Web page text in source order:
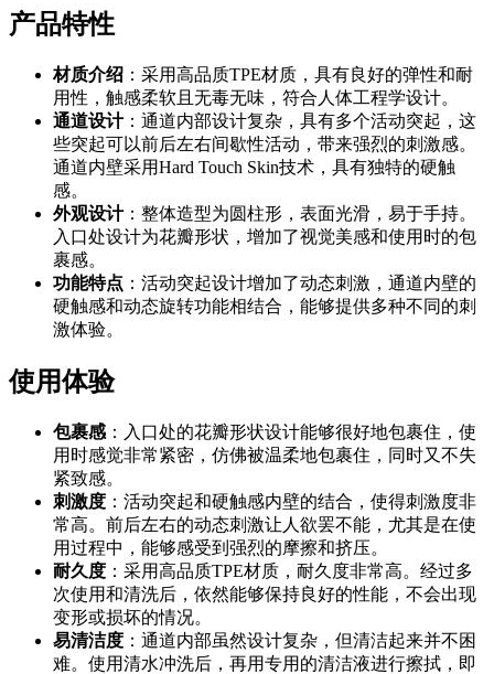
产品特性
材质介绍 ：采用高品质TPE材质，具有良好的弹性和耐
用性，触感柔软且无毒无味，符合人体工程学设计。
通道设计：通道内部设计复杂，具有多个活动突起，这
些突起可以前后左右间歇性活动，带来强烈的刺激感。
通道内壁采用Hard Touch Skin技术，具有独特的硬触
感。
外观设计：整体造型为圆柱形，表面光滑，易于手持。
入口处设计为花瓣形状，增加了视觉美感和使用时的包
裹感。
功能特点 ：活动突起设计增加了动态刺激，通道内壁的
硬触感和动态旋转功能相结合，能够提供多种不同的刺
激体验。
使用体验
包裹感 ：入口处的花瓣形状设计能够很好地包裹住，使
用时感觉非常紧密，仿佛被温柔地包裹住，同时又不失
紧致感。
刺激度 ：活动突起和硬触感内壁的结合，使得刺激度非
常高。前后左右的动态刺激让人欲罢不能，尤其是在使
用过程中，能够感受到强烈的摩擦和挤压。
耐久度 ：采用高品质TPE材质，耐久度非常高。经过多
次使用和清洗后，依然能够保持良好的性能，不会出现
变形或损坏的情况。
易清洁度 ：通道内部虽然设计复杂，但清洁起来并不困
难。使用清水冲洗后，再用专用的清洁液进行擦拭，即